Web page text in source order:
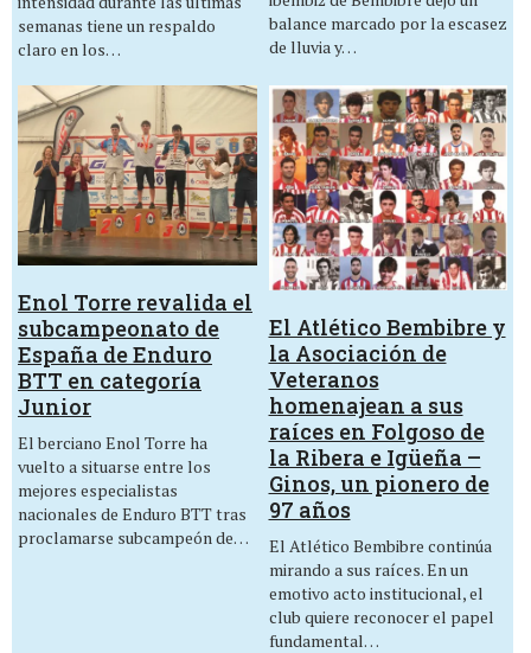
semanas tiene un respaldo
claro en los…
balance marcado por la escasez
de lluvia y…
Enol Torre revalida el
subcampeonato de
España de Enduro
BTT en categoría
Junior
El berciano Enol Torre ha
vuelto a situarse entre los
mejores especialistas
nacionales de Enduro BTT tras
proclamarse subcampeón de…
El Atlético Bembibre y
la Asociación de
Veteranos
homenajean a sus
raíces en Folgoso de
la Ribera e Igüeña –
Ginos, un pionero de
97 años
El Atlético Bembibre continúa
mirando a sus raíces. En un
emotivo acto institucional, el
club quiere reconocer el papel
fundamental…